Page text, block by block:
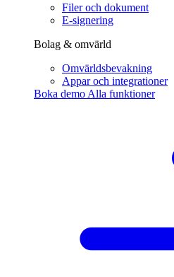
Filer och dokument
E-signering
Bolag & omvärld
Omvärldsbevakning
Appar och integrationer
Boka demo Alla funktioner